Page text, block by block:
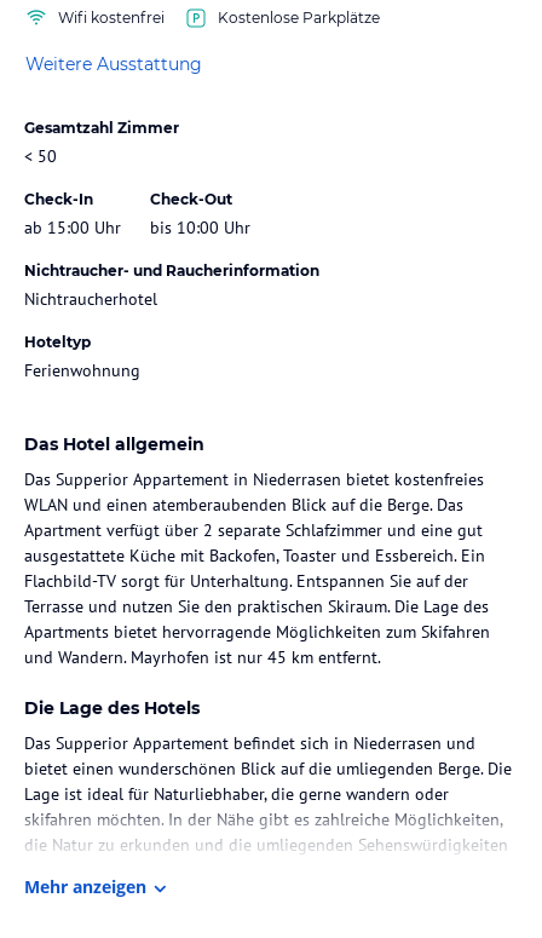
Wifi kostenfrei Kostenlose Parkplätze
Weitere Ausstattung
Gesamtzahl Zimmer
< 50
Check-In
ab 15:00 Uhr
Check-Out
bis 10:00 Uhr
Nichtraucher- und Raucherinformation
Nichtraucherhotel
Hoteltyp
Ferienwohnung
Das Hotel allgemein
Das Supperior Appartement in Niederrasen bietet kostenfreies
WLAN und einen atemberaubenden Blick auf die Berge. Das
Apartment verfügt über 2 separate Schlafzimmer und eine gut
ausgestattete Küche mit Backofen, Toaster und Essbereich. Ein
Flachbild-TV sorgt für Unterhaltung. Entspannen Sie auf der
Terrasse und nutzen Sie den praktischen Skiraum. Die Lage des
Apartments bietet hervorragende Möglichkeiten zum Skifahren
und Wandern. Mayrhofen ist nur 45 km entfernt.
Die Lage des Hotels
Das Supperior Appartement befindet sich in Niederrasen und
bietet einen wunderschönen Blick auf die umliegenden Berge. Die
Lage ist ideal für Naturliebhaber, die gerne wandern oder
skifahren möchten. In der Nähe gibt es zahlreiche Möglichkeiten,
die Natur zu erkunden und die umliegenden Sehenswürdigkeiten
Mehr anzeigen